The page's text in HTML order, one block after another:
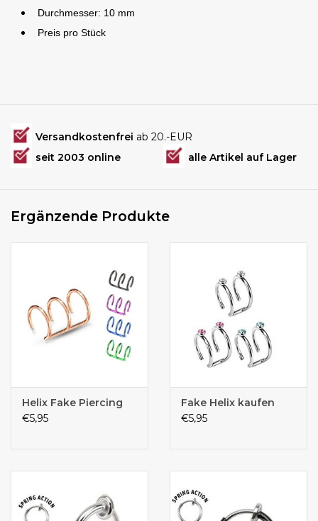
Durchmesser: 10 mm
Preis pro Stück
Versandkostenfrei ab 20.-EUR
seit 2003 online
alle Artikel auf Lager
Ergänzende Produkte
Helix Fake Piercing
€5,95
Fake Helix kaufen
€5,95